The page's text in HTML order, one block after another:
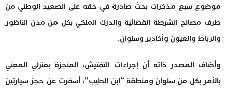
موضوع سبع مذكرات بحث صادرة في حقه على الصعيد الوطني من
طرف مصالح الشرطة القضائية والدرك الملكي بكل من مدن الناظور
والرباط والعيون وأكادير وسلوان.
وأضاف المصدر ذاته أن إجراءات التفتيش، المنجزة بمنزلي المعني
بالأمر بكل من سلوان ومنطقة “ابن الطيب”، أسفرت عن حجز سيارتين